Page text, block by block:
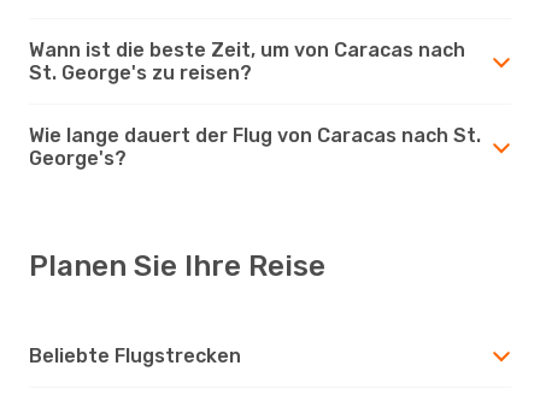
Wann ist die beste Zeit, um von Caracas nach
St. George's zu reisen?
Wie lange dauert der Flug von Caracas nach St.
George's?
Planen Sie Ihre Reise
Beliebte Flugstrecken